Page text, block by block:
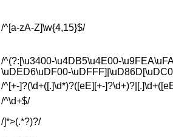
/^[a-zA-Z]\w{4,15}$/
/^(?:[\u3400-\u4DB5\u4E00-
\uDED6\uDF00-
/^[+-]?(\d+([.]\d*)?([eE][+-
/^\d+$/
/]*>(.*?)?/